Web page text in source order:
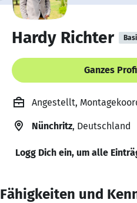
Hardy Richter
Ganzes
Angestellt,
Nünchritz, Deutschland
Logg Dich ein, um alle
Fähigkeiten und